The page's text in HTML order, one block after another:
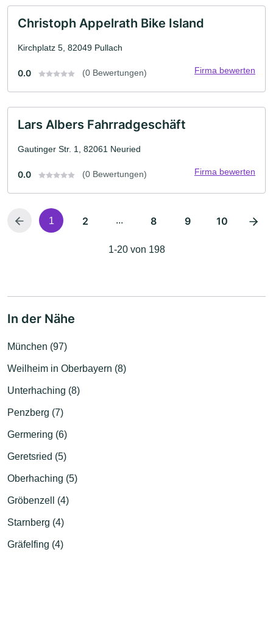
Christoph Appelrath Bike Island
Kirchplatz 5, 82049 Pullach
0.0 (0 Bewertungen) Firma bewerten
Lars Albers Fahrradgeschäft
Gautinger Str. 1, 82061 Neuried
0.0 (0 Bewertungen) Firma bewerten
1 2 ... 8 9 10
1-20 von 198
In der Nähe
München (97)
Weilheim in Oberbayern (8)
Unterhaching (8)
Penzberg (7)
Germering (6)
Geretsried (5)
Oberhaching (5)
Gröbenzell (4)
Starnberg (4)
Gräfelfing (4)